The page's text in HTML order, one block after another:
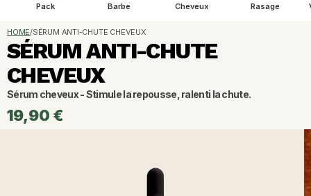
Pack Barbe Cheveux Rasage
HOME/SÉRUM ANTI-CHUTE CHEVEUX
SÉRUM ANTI-CHUTE
CHEVEUX
Sérum cheveux - Stimule la repousse, ralenti la chute.
19,90 €